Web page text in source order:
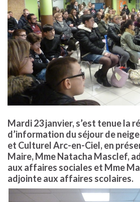
Mardi 23 janvier, s’est tenue la
d’information du séjour de
et Culturel Arc-en-Ciel, en
Maire, Mme Natacha Masclef,
aux affaires sociales et Mme
adjointe aux affaires scolaires.